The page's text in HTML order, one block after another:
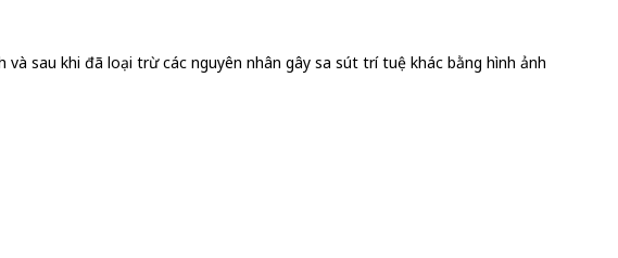
sau khi đã loại trừ các nguyên nhân gây sa sút trí tuệ khác bằng hình ảnh